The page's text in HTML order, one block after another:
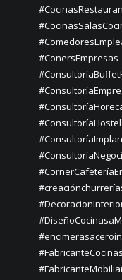
#ConersEmpresas
#FabricanteCocinas